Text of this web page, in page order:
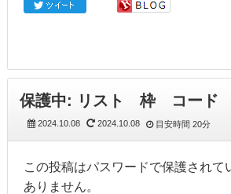
保護中: リスト 枠 コード
2024.10.08 2024.10.08 目安時間 20分
この投稿はパスワードで保護されて
ありません。